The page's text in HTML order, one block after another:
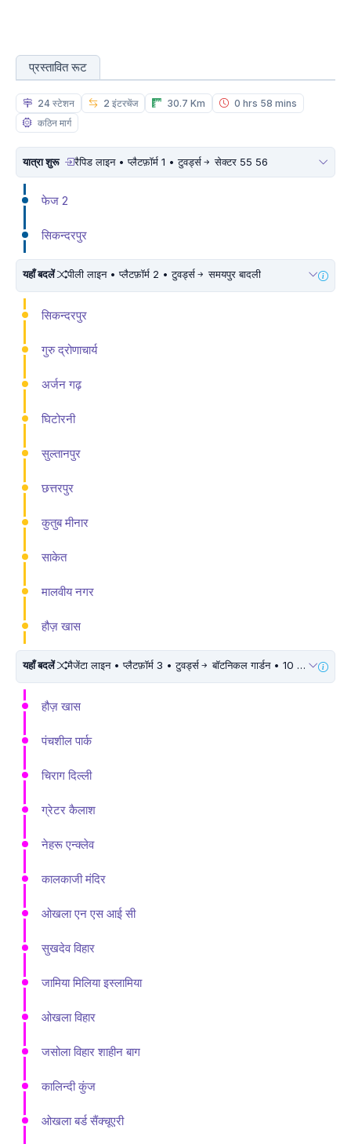
प्रस्तावित रूट
24 स्टेशन 2 इंटरचेंज 30.7 Km
0 hrs 58 mins
कठिन मार्ग
यात्रा शुरू रैपिड लाइन • प्लैटफ़ॉर्म 1 • टुवर्ड्स सेक्टर 55 56
फेज 2
सिकन्दरपुर
यहाँ बदलें पीली लाइन • प्लैटफ़ॉर्म 2 • टुवर्ड्स समयपुर बादली
सिकन्दरपुर
गुरु द्रोणाचार्य
अर्जन गढ़
घिटोरनी
सुल्तानपुर
छत्तरपुर
कुतुब मीनार
साकेत
मालवीय नगर
हौज़ खास
यहाँ बदलें मैजेंटा लाइन • प्लैटफ़ॉर्म 3 • टुवर्ड्स बॉटनिकल गार्डन • 10 मिनट चलें
हौज़ खास
पंचशील पार्क
चिराग दिल्ली
ग्रेटर कैलाश
नेहरू एन्क्लेव
कालकाजी मंदिर
ओखला एन एस आई सी
सुखदेव विहार
जामिया मिलिया इस्लामिया
ओखला विहार
जसोला विहार शाहीन बाग
कालिन्दी कुंज
ओखला बर्ड सैंक्चूएरी